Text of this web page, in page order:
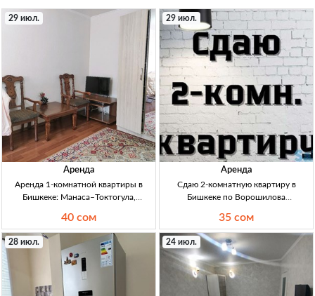
29 июл.
Аренда
Аренда 1-комнатной квартиры в
Бишкеке: Манаса–Токтогула,
1кв, 35 м², 3/5 эт, Манаса–Токтогула
(напротив Росс. посольства). Длит.
срок, семейным, без посредн.
40 сом
29 июл.
Аренда
Сдаю 2-комнатную квартиру в
Бишкеке по Ворошилова
длительный срок 2кв Бишкек,
Ворошилова (спортшкола),
длит.срок, с мебелью, 2/5 эт, аренда
35000 сом/мес, собств.
35 сом
28 июл. 24 июл.